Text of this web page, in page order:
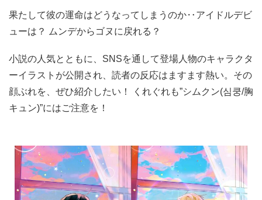
果たして彼の運命はどうなってしまうのか‥アイドルデビ
ューは？ ムンデからゴヌに戻れる？
小説の人気とともに、SNSを通して登場人物のキャラクタ
ーイラストが公開され、読者の反応はますます熱い。その
顔ぶれを、ぜひ紹介したい！ くれぐれも”シムクン(심쿵/胸
キュン)”にはご注意を！